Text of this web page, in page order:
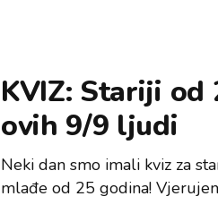
KVIZ: Stariji od
ovih 9/9 ljudi
Neki dan smo imali kviz za
mlađe od 25 godina!